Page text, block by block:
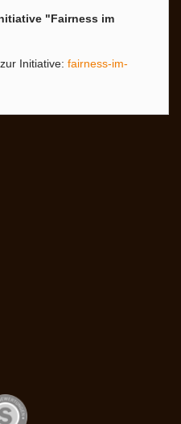
"Fairness im
Initiative: fairness-im-